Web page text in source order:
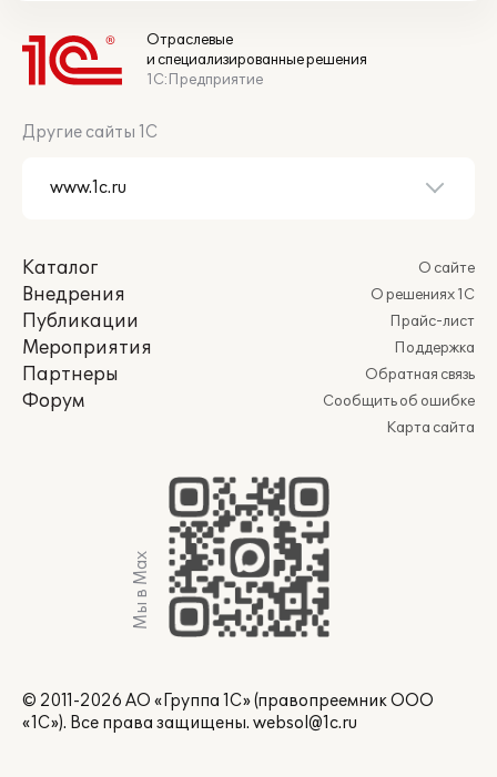
Отраслевые
и специализированные решения
1С:Предприятие
Другие сайты 1С
Каталог
Внедрения
Публикации
Мероприятия
Партнеры
Форум
О сайте
О решениях 1С
Прайс-лист
Поддержка
Обратная связь
Сообщить об ошибке
Карта сайта
Мы в Max
© 2011-2026 АО «Группа 1С» (правопреемник ООО
«1С»). Все права защищены. websol@1c.ru